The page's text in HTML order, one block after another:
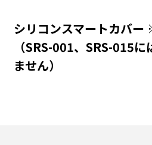
シリコンスマートカバー
（SRS-001、SRS-015
ません）